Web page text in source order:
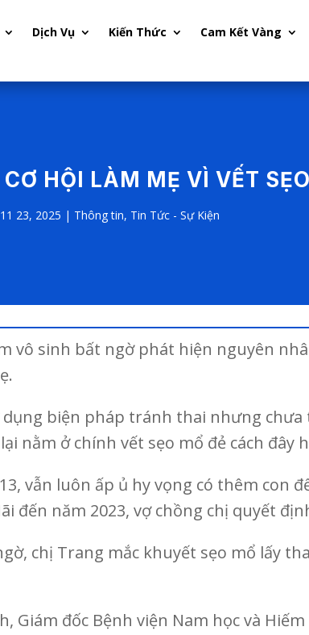
Dịch Vụ Kiến Thức Cam Kết Vàng
HỘI LÀM MẸ VÌ VẾT
23, 2025 | Thông tin, Tin Tức - Sự Kiện
vô sinh bất ngờ phát hiện nguyên
biện pháp tránh thai nhưng
nằm ở chính vết sẹo mổ đẻ cách đây
vẫn luôn ấp ủ hy vọng có thêm con
đến năm 2023, vợ chồng chị quyết
chị Trang mắc khuyết sẹo mổ lấy
Giám đốc Bệnh viện Nam học và